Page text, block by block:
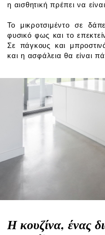
η αισθητική πρέπει να
Το μικροτσιμέντο σε
φυσικό φως και το
Σε πάγκους και
και η ασφάλεια θα είναι
Η κουζίνα, ένας